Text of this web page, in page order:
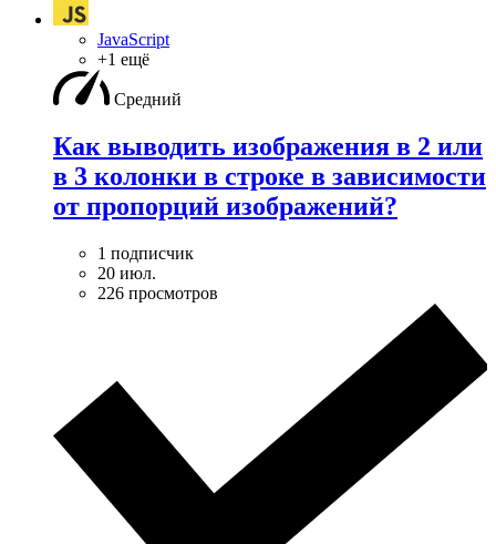
JavaScript
+1 ещё
Средний
Как выводить изображения в 2 или
в 3 колонки в строке в зависимости
от пропорций изображений?
1 подписчик
20 июл.
226 просмотров